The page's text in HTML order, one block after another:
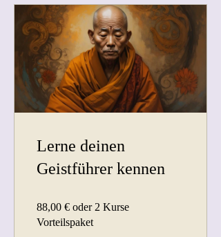
Lerne deinen
Geistführer kennen
88,00 € oder 2 Kurse
Vorteilspaket